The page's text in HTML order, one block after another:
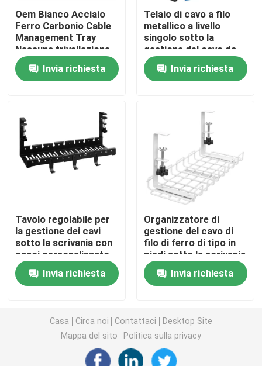
Richiedere un preventivo
Parti di apparecchiature metalliche
Staffe metalliche personalizzate
Hardware per scaffalature metalliche
Gambe di tavolo metalliche
Connettori per legno metallico
Accessori audio per computer
Hardware in metallo su misura
Oem Bianco Acciaio
Ferro Carbonio Cable
Management Tray
Nessuna trivellazione
sotto la scrivania
Invia richiesta
Telaio di cavo a filo
metallico a livello
singolo sotto la
gestione del cavo da
scrivania per ufficio e
casa Invia richiesta
Tavolo regolabile per
la gestione dei cavi
sotto la scrivania con
ganci personalizzato
ISO9001 Rohs CE
Invia richiesta
Organizzatore di
gestione del cavo di
filo di ferro di tipo in
piedi sotto la scrivania
390x160x125mm
Invia richiesta
Casa Circa noi Contattaci
Desktop Site
Mappa del sito
Politica sulla privacy